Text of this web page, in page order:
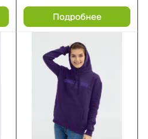
Подробнее